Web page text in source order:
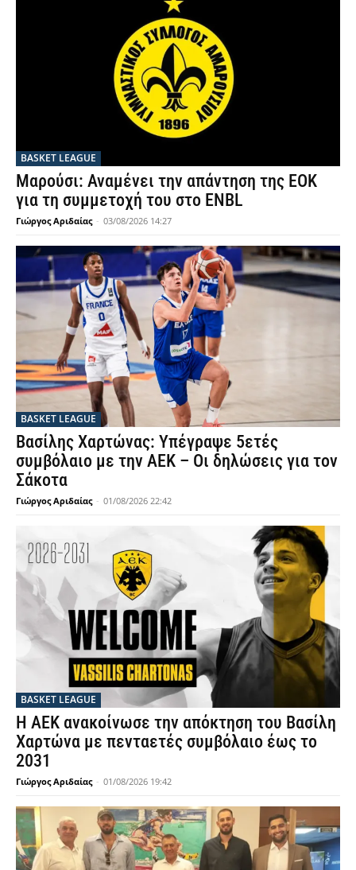
BASKET LEAGUE
Μαρούσι: Αναμένει την απάντηση της ΕΟΚ
για τη συμμετοχή του στο ENBL
Γιώργος Αριδαίας - 03/08/2026 14:27
BASKET LEAGUE
Βασίλης Χαρτώνας: Υπέγραψε 5ετές
συμβόλαιο με την ΑΕΚ – Οι δηλώσεις για τον
Σάκοτα
Γιώργος Αριδαίας - 01/08/2026 22:42
BASKET LEAGUE
Η ΑΕΚ ανακοίνωσε την απόκτηση του Βασίλη
Χαρτώνα με πενταετές συμβόλαιο έως το
2031
Γιώργος Αριδαίας - 01/08/2026 19:42